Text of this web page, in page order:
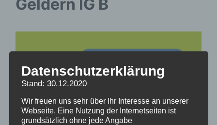
Geldern IG B
Datenschutzerklärung
Stand: 30.12.2020
Wir freuen uns sehr über Ihr Interesse an unserer
Webseite. Eine Nutzung der Internetseiten ist
grundsätzlich ohne jede Angabe